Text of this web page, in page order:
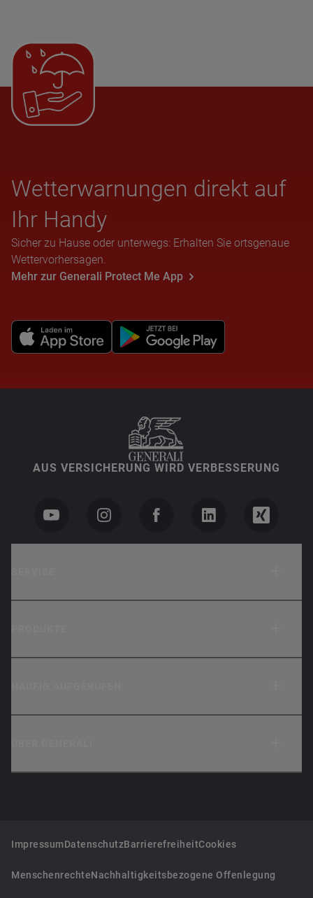
Wet­ter­war­nun­gen direkt auf
Ihr Handy
Sicher zu Hause oder unterwegs: Erhalten Sie ortsgenaue
Wettervorhersagen.
Mehr zur Generali Protect Me App
AUS VERSICHERUNG WIRD VERBESSERUNG
ImpressumDatenschutzBarrierefreiheitCookies
MenschenrechteNachhaltigkeitsbezogene Offenlegung